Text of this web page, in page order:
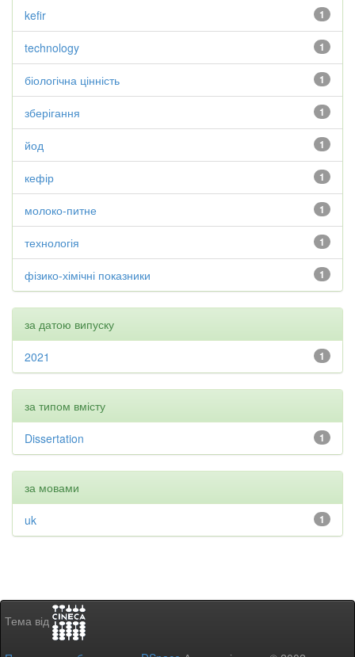
1
kefir
1
technology
1
біологічна цінність
1
зберігання
1
йод
1
кефір
1
молоко-питне
1
технологія
1
фізико-хімічні показники
за датою випуску
1
2021
за типом вмісту
1
Dissertation
за мовами
1
uk
Тема від